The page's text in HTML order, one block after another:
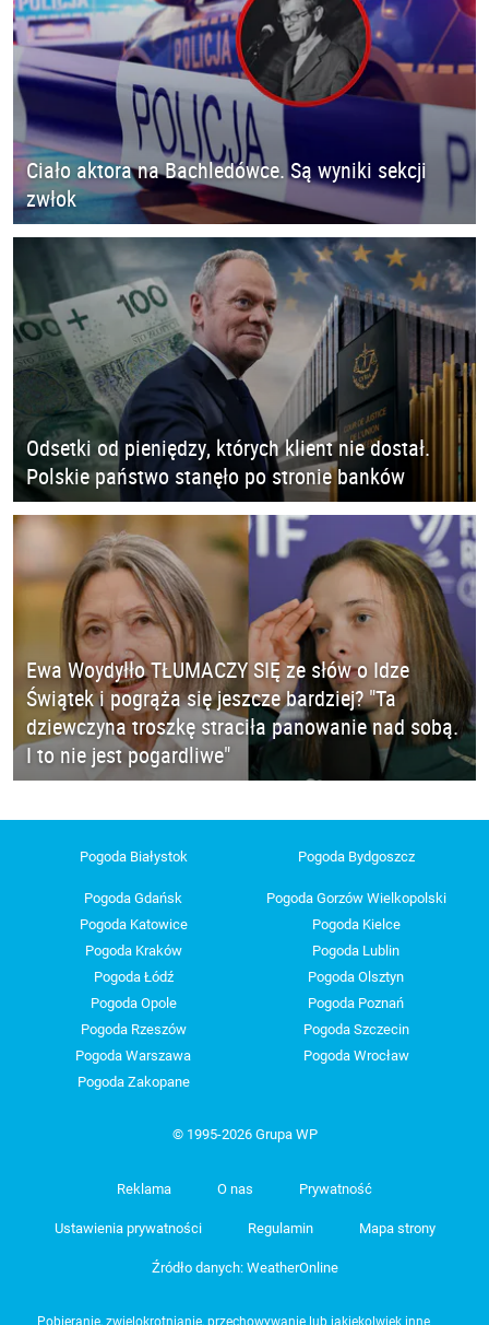
Ciało aktora na Bachledówce. Są wyniki sekcji
zwłok
Odsetki od pieniędzy, których klient nie dostał.
Polskie państwo stanęło po stronie banków
Ewa Woydyłło TŁUMACZY SIĘ ze słów o Idze
Świątek i pogrąża się jeszcze bardziej? "Ta
dziewczyna troszkę straciła panowanie nad sobą.
I to nie jest pogardliwe"
Pogoda Białystok Pogoda Bydgoszcz
Pogoda Gdańsk
Pogoda Gorzów Wielkopolski
Pogoda Katowice
Pogoda Kielce
Pogoda Kraków
Pogoda Lublin
Pogoda Łódź
Pogoda Olsztyn
Pogoda Opole
Pogoda Poznań
Pogoda Rzeszów
Pogoda Szczecin
Pogoda Warszawa
Pogoda Wrocław
Pogoda Zakopane
© 1995-2026 Grupa WP
Reklama O nas Prywatność
Ustawienia prywatności Regulamin Mapa strony
Źródło danych: WeatherOnline
Pobieranie, zwielokrotnianie, przechowywanie lub jakiekolwiek inne